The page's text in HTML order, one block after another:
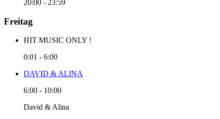
20:00 - 23:59
Freitag
HIT MUSIC ONLY !
0:01 - 6:00
DAVID & ALINA
6:00 - 10:00
David & Alina